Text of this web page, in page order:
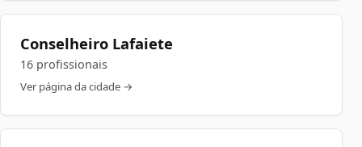
Conselheiro Lafaiete
16 profissionais
Ver página da cidade →